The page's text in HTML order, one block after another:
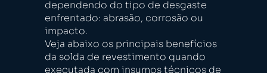
dependendo do tipo de desgaste
enfrentado: abrasão, corrosão ou
impacto.
Veja abaixo os principais benefícios
da solda de revestimento quando
executada com insumos técnicos de